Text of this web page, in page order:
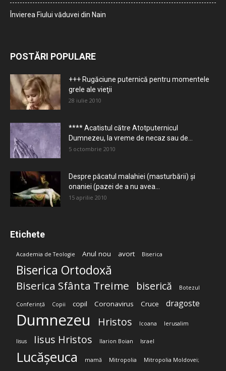
Învierea Fiului văduvei din Nain
POSTĂRI POPULARE
+++ Rugăciune puternică pentru momentele
grele ale vieţii
28 iulie 2010
**** Acatistul către Atotputernicul
Dumnezeu, la vreme de necaz sau de...
5 octombrie 2010
Despre păcatul malahiei (masturbării) şi
onaniei (pazei de a nu avea...
15 aprilie 2010
Etichete
Academia de Teologie Anul nou avort Biserica
Biserica Ortodoxă
Biserica Sfânta Treime biserică Botezul
Conferință Copii copil Coronavirus Cruce dragoste
Dumnezeu Hristos Icoana Ierusalim
Iisus Iisus Hristos Ilarion Boian Israel
Lucășeuca mamă Mitropolia Mitropolia Moldovei;